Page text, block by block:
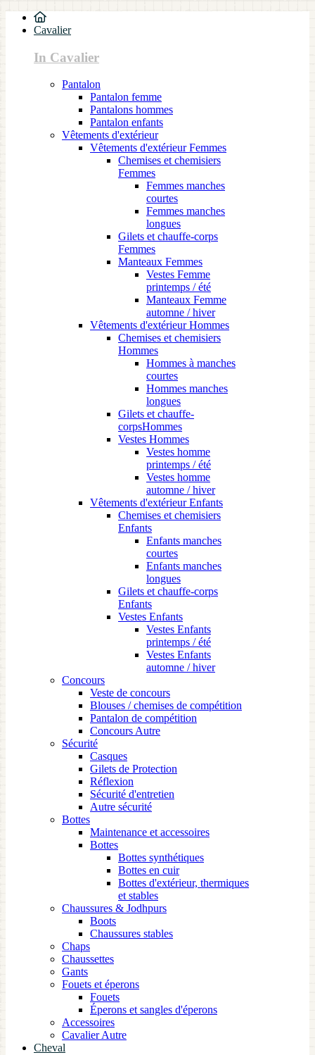
Cavalier
In Cavalier
Pantalon
Pantalon femme
Pantalons hommes
Pantalon enfants
Vêtements d'extérieur
Vêtements d'extérieur Femmes
Chemises et chemisiers
Femmes
Femmes manches
courtes
Femmes manches
longues
Gilets et chauffe-corps
Femmes
Manteaux Femmes
Vestes Femme
printemps / été
Manteaux Femme
automne / hiver
Vêtements d'extérieur Hommes
Chemises et chemisiers
Hommes
Hommes à manches
courtes
Hommes manches
longues
Gilets et chauffe-
corpsHommes
Vestes Hommes
Vestes homme
printemps / été
Vestes homme
automne / hiver
Vêtements d'extérieur Enfants
Chemises et chemisiers
Enfants
Enfants manches
courtes
Enfants manches
longues
Gilets et chauffe-corps
Enfants
Vestes Enfants
Vestes Enfants
printemps / été
Vestes Enfants
automne / hiver
Concours
Veste de concours
Blouses / chemises de compétition
Pantalon de compétition
Concours Autre
Sécurité
Casques
Gilets de Protection
Réflexion
Sécurité d'entretien
Autre sécurité
Bottes
Maintenance et accessoires
Bottes
Bottes synthétiques
Bottes en cuir
Bottes d'extérieur, thermiques
et stables
Chaussures & Jodhpurs
Boots
Chaussures stables
Chaps
Chaussettes
Gants
Fouets et éperons
Fouets
Éperons et sangles d'éperons
Accessoires
Cavalier Autre
Cheval